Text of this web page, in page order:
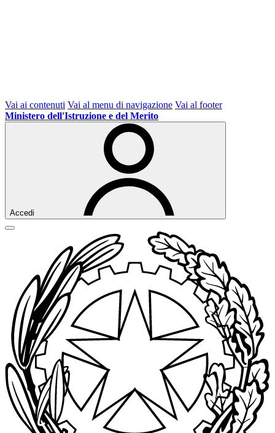
Vai ai contenuti Vai al menu di navigazione Vai al footer
Ministero dell'Istruzione e del Merito
Accedi